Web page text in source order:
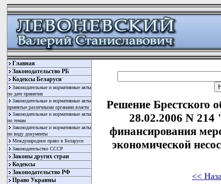
Главная
Законодательство РБ
Кодексы Беларуси
Законодательные и нормативные акты
по дате принятия
Законодательные и нормативные акты
принятые различными органами власти
Законодательные и нормативные акты
по темам
Законодательные и нормативные акты
по виду документы
Международное право в Беларуси
Законодательство СССР
Законы других стран
Кодексы
Законодательство РФ
Право Украины
Решение Брестского
28.02.2006 N 214
финансирования
экономической
<<